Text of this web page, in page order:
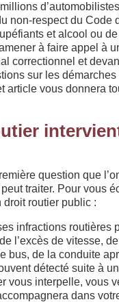
non-respect du Code
et alcool ou
à faire appel à
correctionnel et
sur les
article vous donnera
question que
traiter. Pour vous
droit routier public :
infractions routières
l’excès de vitesse,
bus, de la conduite
détecté suite à
vous interpelle, vous
dans